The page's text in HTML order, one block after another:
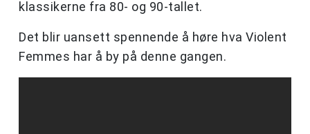
klassikerne fra 80- og 90-tallet.
Det blir uansett spennende å høre hva Violent
Femmes har å by på denne gangen.